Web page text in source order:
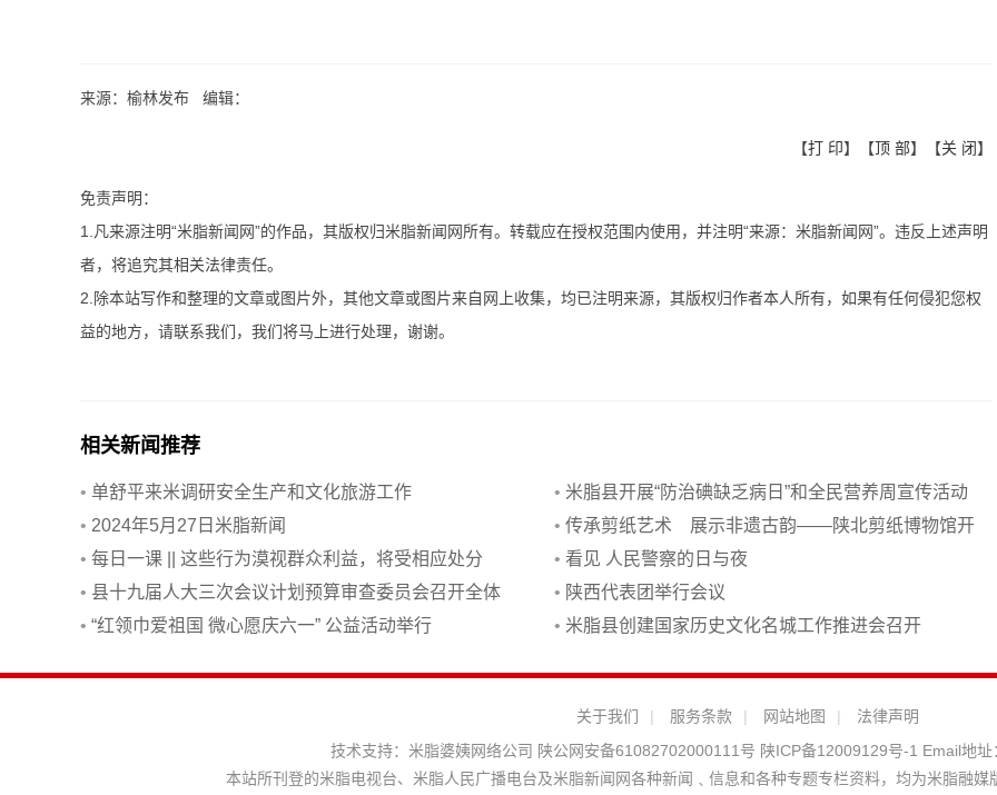
来源：榆林发布 编辑：
【打 印】【顶 部】【关 闭】
免责声明：
1.凡来源注明“米脂新闻网”的作品，其版权归米脂新闻网所有。转载应在授权范围内使用，并注明“来源：米脂新闻网”。违反上述声明
者，将追究其相关法律责任。
2.除本站写作和整理的文章或图片外，其他文章或图片来自网上收集，均已注明来源，其版权归作者本人所有，如果有任何侵犯您权
益的地方，请联系我们，我们将马上进行处理，谢谢。
相关新闻推荐
• 单舒平来米调研安全生产和文化旅游工作 • 米脂县开展“防治碘缺乏病日”和全民营养周宣传活动
• 2024年5月27日米脂新闻 • 传承剪纸艺术 展示非遗古韵——陕北剪纸博物馆开
馆侧记
• 每日一课 || 这些行为漠视群众利益，将受相应处分 • 看见 人民警察的日与夜
• 县十九届人大三次会议计划预算审查委员会召开全体
会议
• 陕西代表团举行会议
• “红领巾爱祖国 微心愿庆六一” 公益活动举行 • 米脂县创建国家历史文化名城工作推进会召开
关于我们 | 服务条款 | 网站地图 |
法律声明
技术支持： 米脂婆姨网络公司 陕公网安备61082702000111号 陕ICP备12009129号-1 Email地址
本站所刊登的米脂电视台、米脂人民广播电台及米脂新闻网各种新闻﹑信息和各种专题专栏资料，均为米脂融